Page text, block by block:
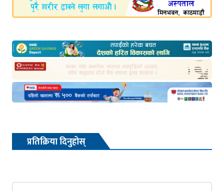
प्रतिक्रिया दिनुहोस्